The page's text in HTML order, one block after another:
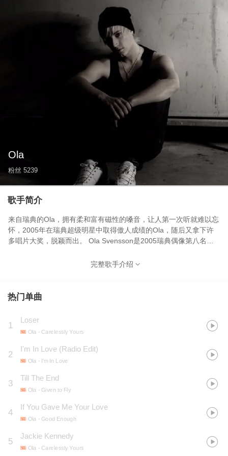
Ola
粉丝 5239
歌手简介
来自瑞典的Ola，拥有柔和富有磁性的嗓音，让人第一次听就难以忘
怀，2005年在瑞典超级明星中取得傲人成绩的Ola，随后又拿下许
多唱片大奖，脱颖而出。 Ola Svensson是2005瑞典偶像第八名，
辑，分别是06年《Given To Fly》以及07年的《GoodEnough》，
熟悉。
完整歌手介绍
热门单曲
1
Loser
Ola - Carelessly Yours
2
I'm In Love (Radio Edit)
Ola - I'm In Love
3
Till The End
Ola - Given to Fly
4
If You Gave Me Your Love
Ola - Good Enough
5
Jackie Kennedy
Ola - Carelessly Yours